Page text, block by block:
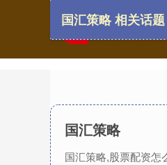
国汇策略
国汇策略,股票配资怎
国汇策略 相关话题